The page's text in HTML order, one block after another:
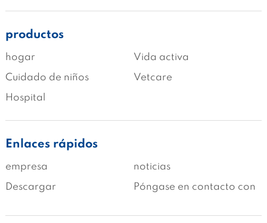
productos
hogar
Vida activa
Cuidado de niños
Vetcare
Hospital
Enlaces rápidos
empresa
noticias
Descargar
Póngase en contacto con